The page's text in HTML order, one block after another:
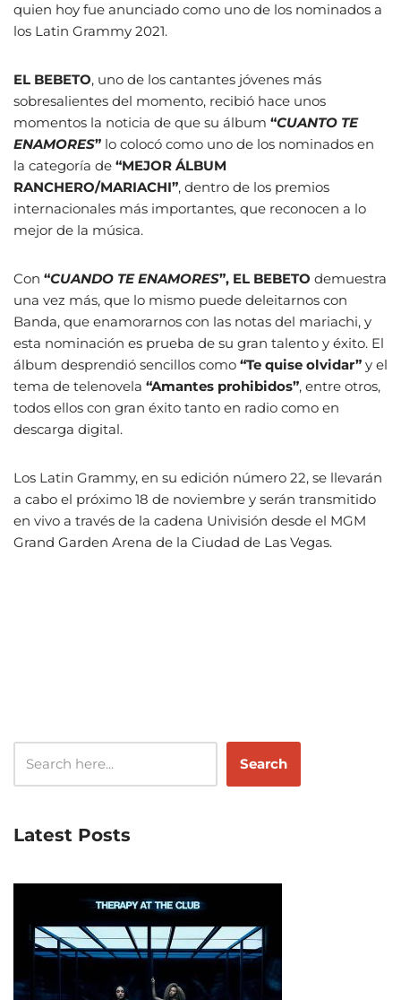
quien hoy fue anunciado como uno de los nominados a
los Latin Grammy 2021.
EL BEBETO, uno de los cantantes jóvenes más
sobresalientes del momento, recibió hace unos
momentos la noticia de que su álbum “CUANTO TE
ENAMORES” lo colocó como uno de los nominados en
la categoría de “MEJOR ÁLBUM
RANCHERO/MARIACHI”, dentro de los premios
internacionales más importantes, que reconocen a lo
mejor de la música.
Con “CUANDO TE ENAMORES”, EL BEBETO demuestra
una vez más, que lo mismo puede deleitarnos con
Banda, que enamorarnos con las notas del mariachi, y
esta nominación es prueba de su gran talento y éxito. El
álbum desprendió sencillos como “Te quise olvidar” y el
tema de telenovela “Amantes prohibidos”, entre otros,
todos ellos con gran éxito tanto en radio como en
descarga digital.
Los Latin Grammy, en su edición número 22, se llevarán
a cabo el próximo 18 de noviembre y serán transmitido
en vivo a través de la cadena Univisión desde el MGM
Grand Garden Arena de la Ciudad de Las Vegas.
Search
Latest Posts